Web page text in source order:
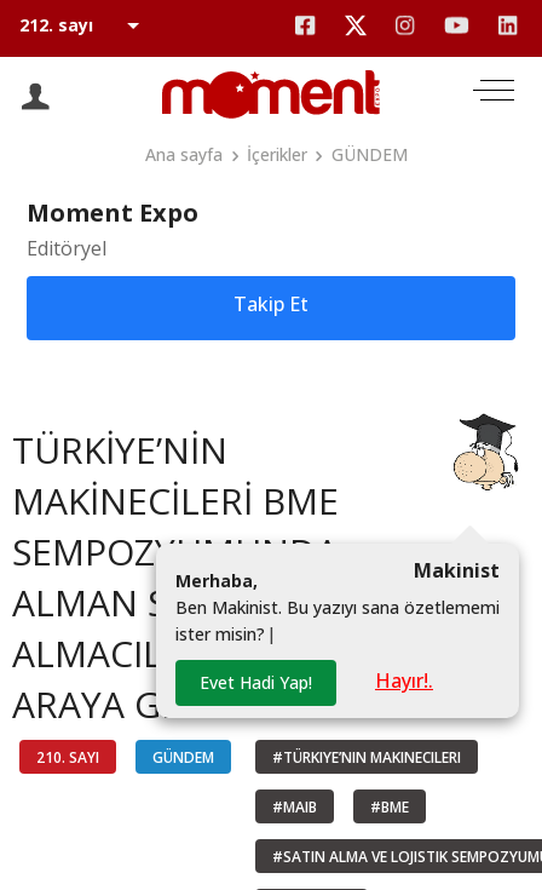
Ana sayfa İçerikler GÜNDEM
Moment Expo
Editöryel
Takip Et
TÜRKİYE’NİN
MAKİNECİLERİ BME
SEMPOZYUMUNDA
ALMAN SATIN
ALMACILARLA BİR
ARAYA GELDİ
210. SAYI GÜNDEM #TÜRKIYE’NIN MAKINECILERI
#MAIB #BME
#SATIN ALMA VE LOJISTIK
Makinist
Merhaba,
Ben Makinist. Bu yazıyı sana özetlememi
ister misin? |
Evet Hadi Yap! Hayır!.